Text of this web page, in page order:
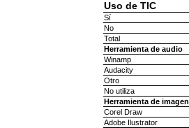
Uso de TIC
Sí
No
Total
Herramienta de audio
Winamp
Audacity
Otro
No utiliza
Herramienta de imagen
Corel Draw
Adobe Ilustrator